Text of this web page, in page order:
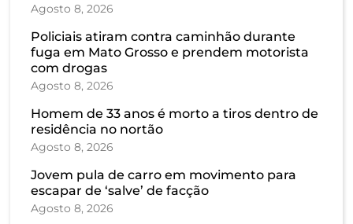
Agosto 8, 2026
Policiais atiram contra caminhão durante
fuga em Mato Grosso e prendem motorista
com drogas
Agosto 8, 2026
Homem de 33 anos é morto a tiros dentro de
residência no nortão
Agosto 8, 2026
Jovem pula de carro em movimento para
escapar de ‘salve’ de facção
Agosto 8, 2026